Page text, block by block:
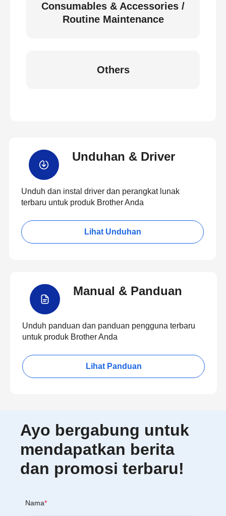
Consumables & Accessories /
Routine Maintenance
Others
Unduhan & Driver
Unduh dan instal driver dan perangkat lunak
terbaru untuk produk Brother Anda
Lihat Unduhan
Manual & Panduan
Unduh panduan dan panduan pengguna terbaru
untuk produk Brother Anda
Lihat Panduan
Ayo bergabung untuk
mendapatkan berita
dan promosi terbaru!
Nama*